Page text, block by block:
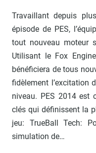
Travaillant depuis
épisode de PES,
tout nouveau moteur
Utilisant le Fox
bénéficiera de tous
fidèlement l’excitation
niveau. PES 2014 est
clés qui définissent la
jeu: TrueBall Tech:
simulation de…